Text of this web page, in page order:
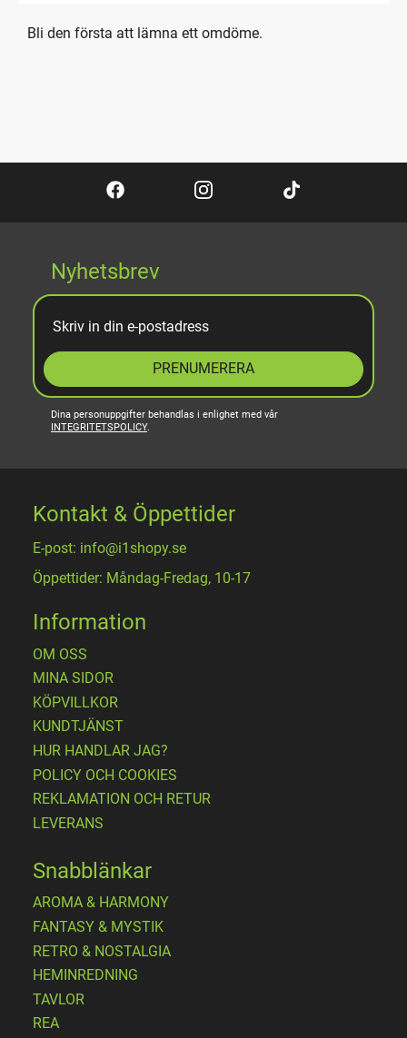
Bli den första att lämna ett omdöme.
Nyhetsbrev
PRENUMERERA
Dina personuppgifter behandlas i enlighet med vår
INTEGRITETSPOLICY.
Kontakt & Öppettider
E-post: info@i1shopy.se
Öppettider: Måndag-Fredag, 10-17
Information
OM OSS
MINA SIDOR
KÖPVILLKOR
KUNDTJÄNST
HUR HANDLAR JAG?
POLICY OCH COOKIES
REKLAMATION OCH RETUR
LEVERANS
Snabblänkar
AROMA & HARMONY
FANTASY & MYSTIK
RETRO & NOSTALGIA
HEMINREDNING
TAVLOR
REA